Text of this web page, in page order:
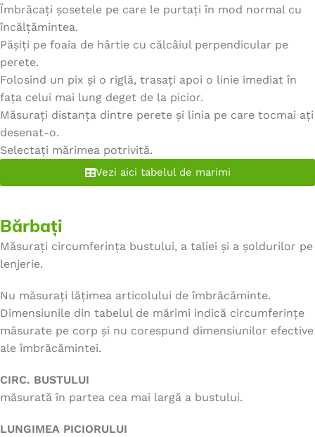
Îmbrăcați șosetele pe care le purtați în mod normal cu
încălțămintea.
Pășiți pe foaia de hârtie cu călcâiul perpendicular pe
perete.
Folosind un pix și o riglă, trasați apoi o linie imediat în
fața celui mai lung deget de la picior.
Măsurați distanța dintre perete și linia pe care tocmai ați
desenat-o.
Selectați mărimea potrivită.
Vezi aici tabelul de marimi
Bărbați
Măsurați circumferința bustului, a taliei și a șoldurilor pe
lenjerie.
Nu măsurați lățimea articolului de îmbrăcăminte.
Dimensiunile din tabelul de mărimi indică circumferințe
măsurate pe corp și nu corespund dimensiunilor efective
ale îmbrăcămintei.
CIRC. BUSTULUI
măsurată în partea cea mai largă a bustului.
LUNGIMEA PICIORULUI